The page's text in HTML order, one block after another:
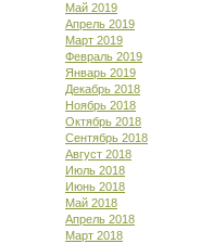
Май 2019
Апрель 2019
Март 2019
Февраль 2019
Январь 2019
Декабрь 2018
Ноябрь 2018
Октябрь 2018
Сентябрь 2018
Август 2018
Июль 2018
Июнь 2018
Май 2018
Апрель 2018
Март 2018